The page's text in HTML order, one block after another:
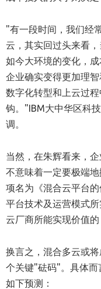
"有一段时间，我们经
云，其实回过头来看
如今大环境的变化，
企业确实变得更加理
数字化转型和上云过
钩。"IBM大中华区科
调。
当然，在朱辉看来，
不意味着一定要极端
项名为《混合云平台
平台技术及运营模式
云厂商所能实现价值的
换言之，混合多云或
个关键"砝码"。具体而
如下预测：